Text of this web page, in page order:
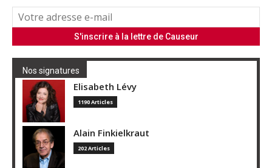
Nos signatures
Elisabeth Lévy
1190 Articles
Alain Finkielkraut
202 Articles